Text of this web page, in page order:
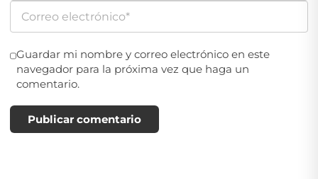
Guardar mi nombre y correo electrónico en este
navegador para la próxima vez que haga un
comentario.
Publicar comentario